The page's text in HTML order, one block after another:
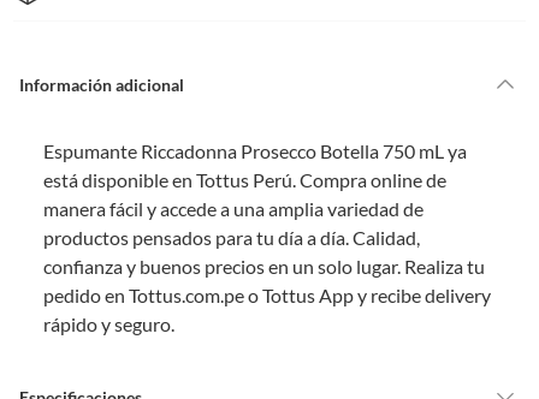
Información adicional
Espumante Riccadonna Prosecco Botella 750 mL ya
está disponible en Tottus Perú. Compra online de
manera fácil y accede a una amplia variedad de
productos pensados para tu día a día. Calidad,
confianza y buenos precios en un solo lugar. Realiza tu
pedido en Tottus.com.pe o Tottus App y recibe delivery
rápido y seguro.